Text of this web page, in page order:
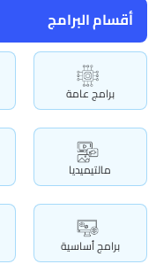
أقسام البرامج
برامج عامة
مالتيميديا
برامج أساسية